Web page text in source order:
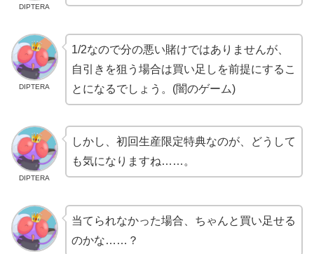
DIPTERA
DIPTERA
1/2なので分の悪い賭けではありませんが、
自引きを狙う場合は買い足しを前提にするこ
とになるでしょう。(闇のゲーム)
DIPTERA
しかし、初回生産限定特典なのが、どうして
も気になりますね……。
当てられなかった場合、ちゃんと買い足せる
のかな……？